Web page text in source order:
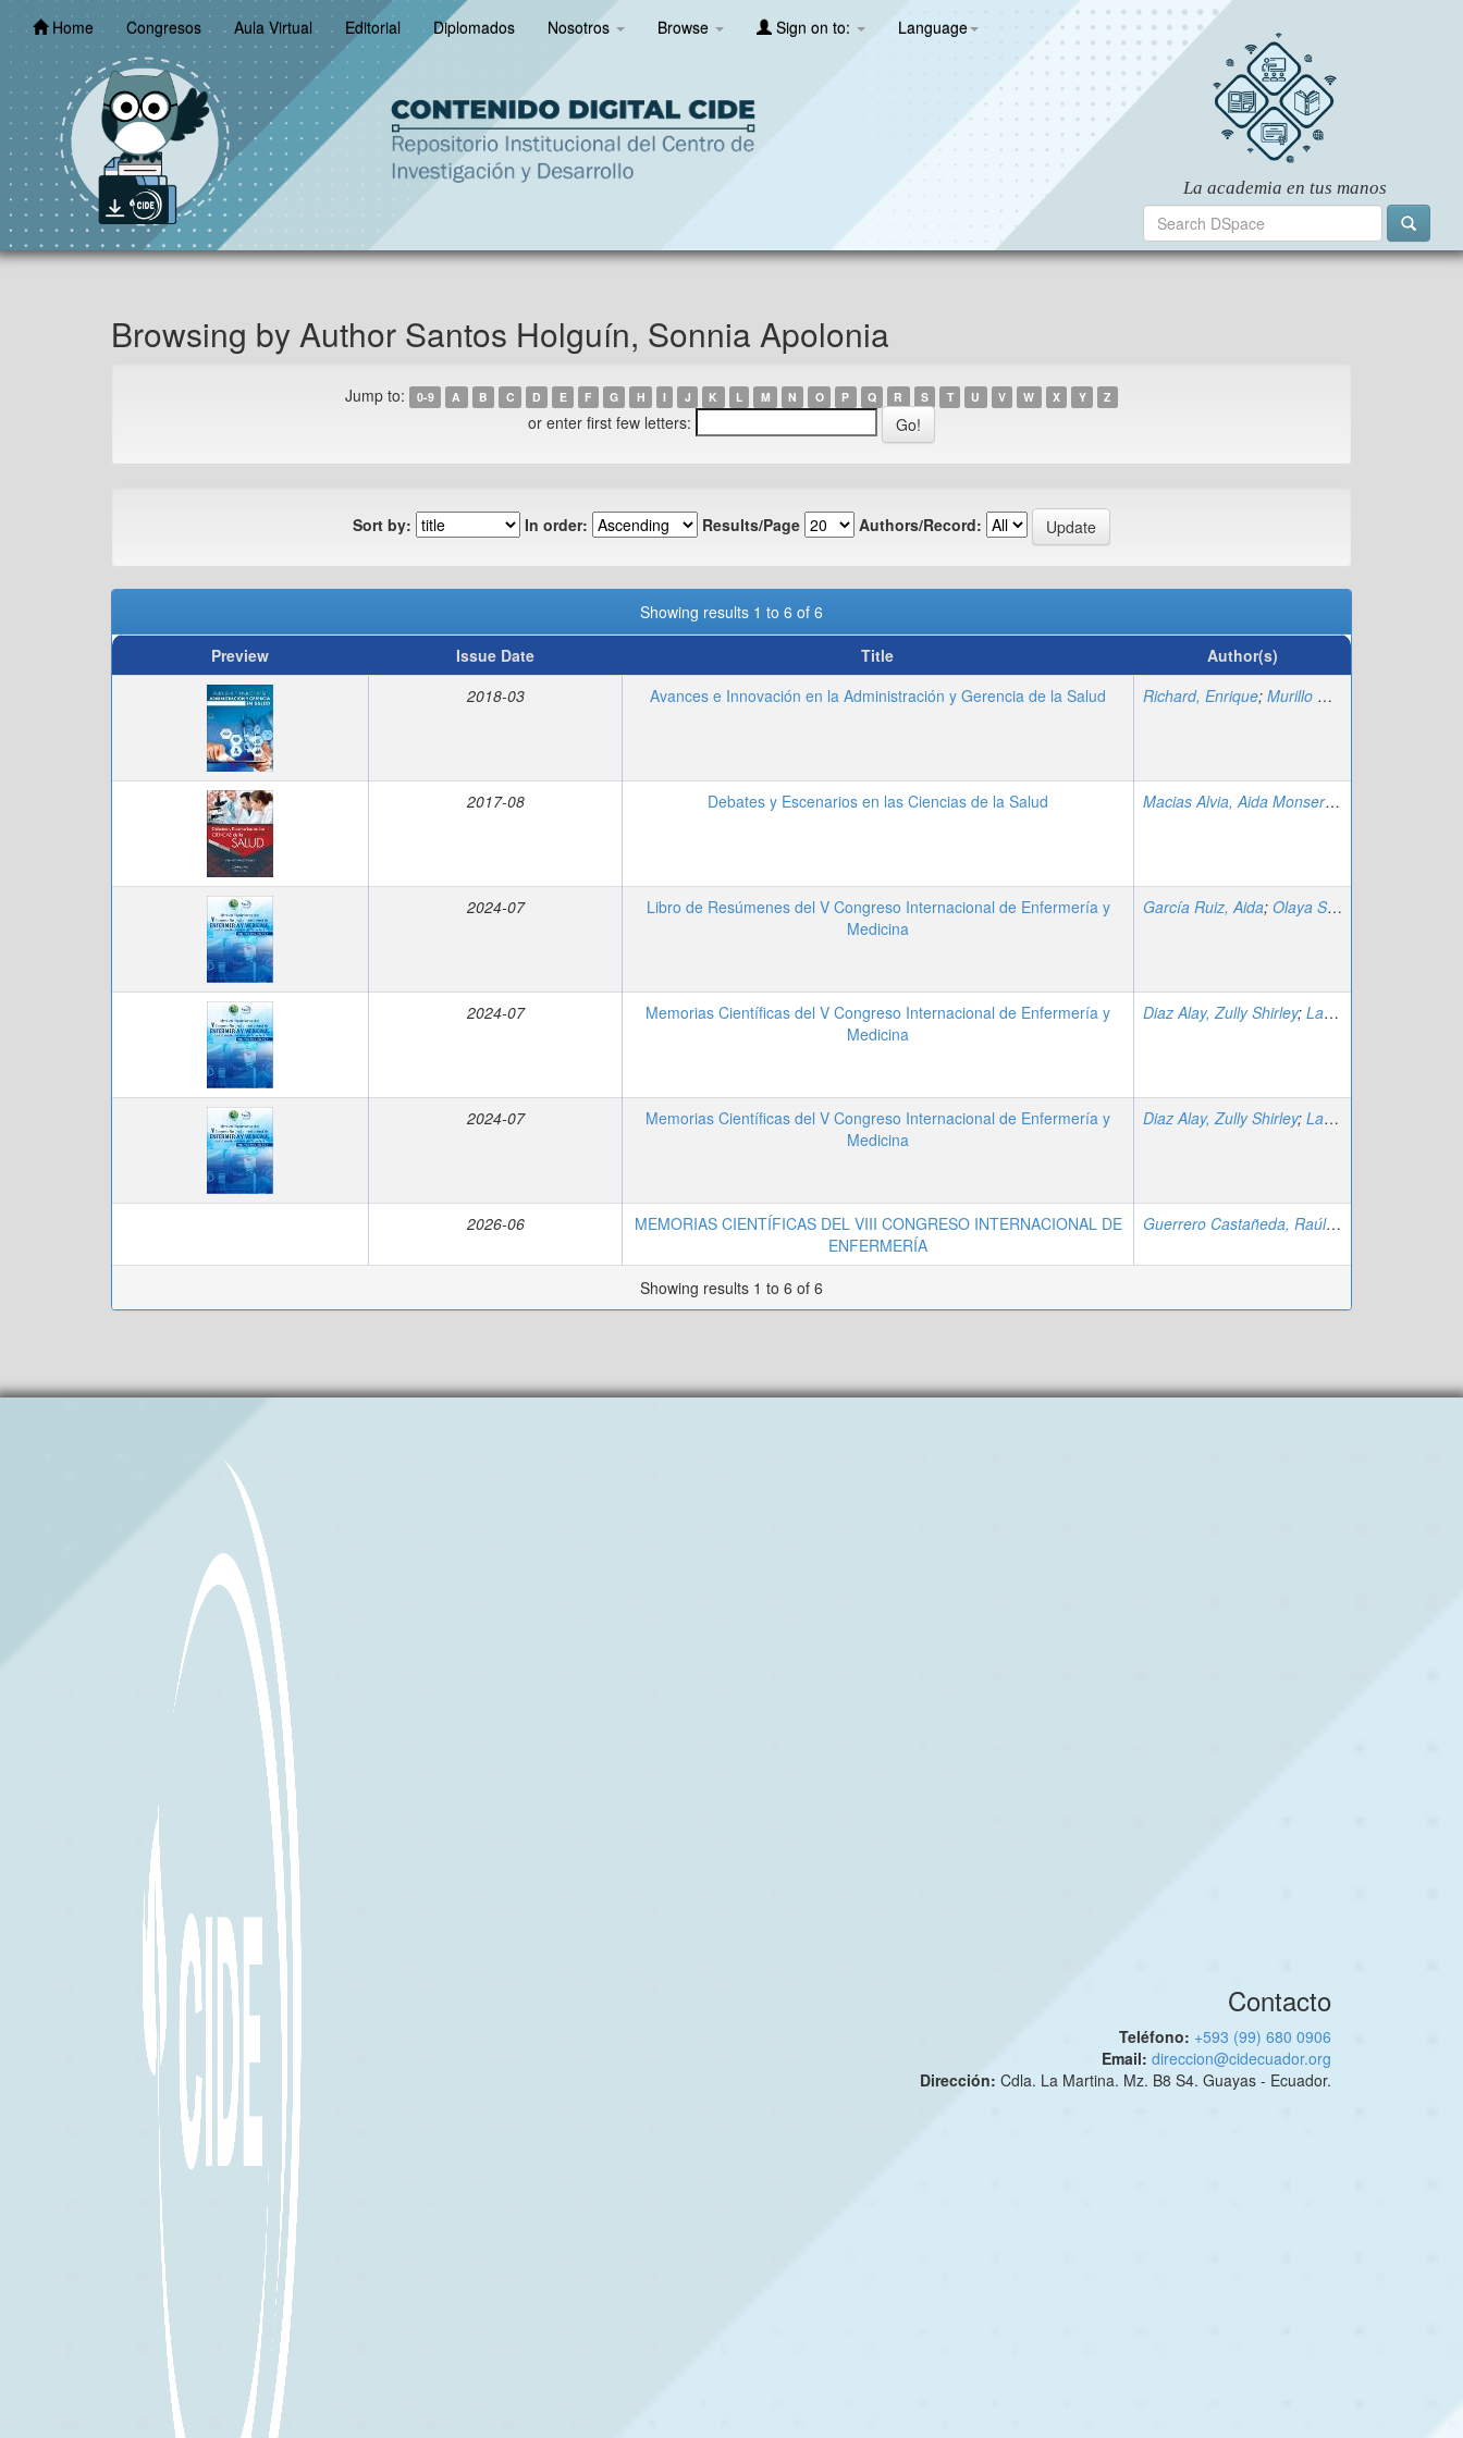
Skip
navigationHome Congresos Aula Virtual Editorial Diplomados Nosotros Browse Sign on to: Language
Browsing by Author Santos Holguín, Sonnia Apolonia
Jump to: 0-9 A B C D E F G H I J K L M N O P Q R S T U V W X Y Z
or enter first few letters:
Sort by: In order: Results/Page Authors/Record:
Showing results 1 to 6 of 6
Preview
Issue Date Title
Author(s)
2018-03
Avances e Innovación en la Administración y Gerencia de la Salud Richard, Enrique; Murillo Delgado, Erick Paul
2017-08 Debates y Escenarios en las Ciencias de la Salud Macias Alvia, Aida Monserrate
2024-07
Libro de Resúmenes del V Congreso Internacional de Enfermería y
Medicina
García Ruiz, Aida; Olaya Sánchez, Alejandro
2024-07
Memorias Científicas del V Congreso Internacional de Enfermería y
Medicina
Diaz Alay, Zully Shirley; Lascano Espinoza, Carmen Obdulia
2024-07
Memorias Científicas del V Congreso Internacional de Enfermería y
Medicina
Diaz Alay, Zully Shirley; Lascano Espinoza, Carmen Obdulia
2026-06
MEMORIAS CIENTÍFICAS DEL VIII CONGRESO INTERNACIONAL DE
ENFERMERÍA
Guerrero Castañeda, Raúl Fernando
Showing results 1 to 6 of 6
Contacto
Teléfono: +593 (99) 680 0906
Email: direccion@cidecuador.org
Dirección: Cdla. La Martina. Mz. B8 S4. Guayas - Ecuador.